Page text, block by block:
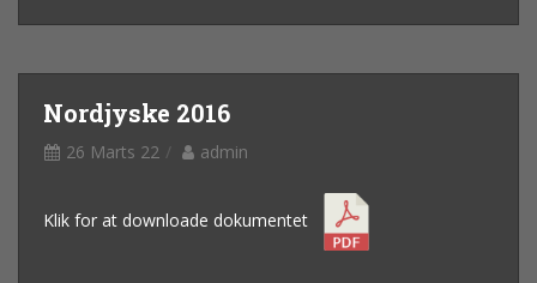
Nordjyske 2016
26 Marts 22 admin
Klik for at downloade dokumentet